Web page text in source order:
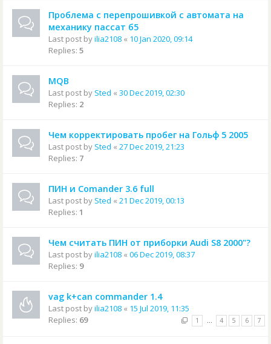
Проблема с перепрошивкой с автомата на
механику пассат б5
Last post byilia2108 « 10 Jan 2020, 09:14
Replies: 5
MQB
Last post by Sted « 30 Dec 2019, 02:30
Replies: 2
Чем корректировать пробег на Гольф 5 2005
Last post by Sted « 27 Dec 2019, 21:23
Replies: 7
ПИН и Comander 3.6 full
Last post by Sted « 21 Dec 2019, 00:13
Replies: 1
Чем считать ПИН от приборки Audi S8 2000"?
Last post byilia2108 « 06 Dec 2019, 08:37
Replies: 9
vag k+can commander 1.4
Last post byilia2108 « 15 Jul 2019, 11:35
Replies: 69 1 … 4 5 6 7